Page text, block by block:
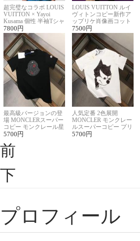
超完璧なコラボ LOUIS
VUITTON × Yayoi
Kusama 個性 半袖Tシャ
ツコピー男女兼用
7800 円
LOUIS VUITTON ルイ
ヴィトンコピー新作ア
ップリケ肖像画コット
ンニット半袖Tシャツ
7500 円
最高級バージョンの登
場 MONCLERスーパー
コピー モンクレール星
座半袖Tシャツ
5700 円
人気定番 2色展開
MONCLER モンクレー
ルスーパーコピー プリ
ント半袖Tシャツ
5700 円
前
下
プロフィール